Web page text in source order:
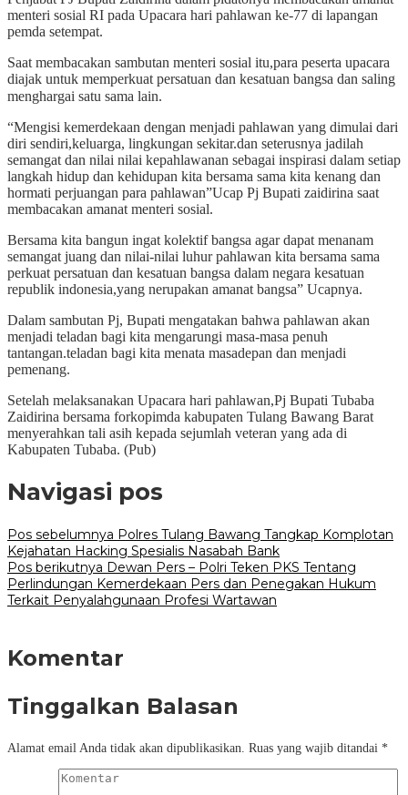
menteri sosial RI pada Upacara hari pahlawan ke-77 di lapangan
pemda setempat.
Saat membacakan sambutan menteri sosial itu,para peserta upacara
diajak untuk memperkuat persatuan dan kesatuan bangsa dan saling
menghargai satu sama lain.
“Mengisi kemerdekaan dengan menjadi pahlawan yang dimulai dari
diri sendiri,keluarga, lingkungan sekitar.dan seterusnya jadilah
semangat dan nilai nilai kepahlawanan sebagai inspirasi dalam setiap
langkah hidup dan kehidupan kita bersama sama kita kenang dan
hormati perjuangan para pahlawan”Ucap Pj Bupati zaidirina saat
membacakan amanat menteri sosial.
Bersama kita bangun ingat kolektif bangsa agar dapat menanam
semangat juang dan nilai-nilai luhur pahlawan kita bersama sama
perkuat persatuan dan kesatuan bangsa dalam negara kesatuan
republik indonesia,yang nerupakan amanat bangsa” Ucapnya.
Dalam sambutan Pj, Bupati mengatakan bahwa pahlawan akan
menjadi teladan bagi kita mengarungi masa-masa penuh
tantangan.teladan bagi kita menata masadepan dan menjadi
pemenang.
Setelah melaksanakan Upacara hari pahlawan,Pj Bupati Tubaba
Zaidirina bersama forkopimda kabupaten Tulang Bawang Barat
menyerahkan tali asih kepada sejumlah veteran yang ada di
Kabupaten Tubaba. (Pub)
Navigasi pos
Pos sebelumnya Polres Tulang Bawang Tangkap Komplotan
Kejahatan Hacking Spesialis Nasabah Bank
Pos berikutnya Dewan Pers – Polri Teken PKS Tentang
Perlindungan Kemerdekaan Pers dan Penegakan Hukum
Terkait Penyalahgunaan Profesi Wartawan
Komentar
Tinggalkan Balasan
Alamat email Anda tidak akan dipublikasikan. Ruas yang wajib ditandai *